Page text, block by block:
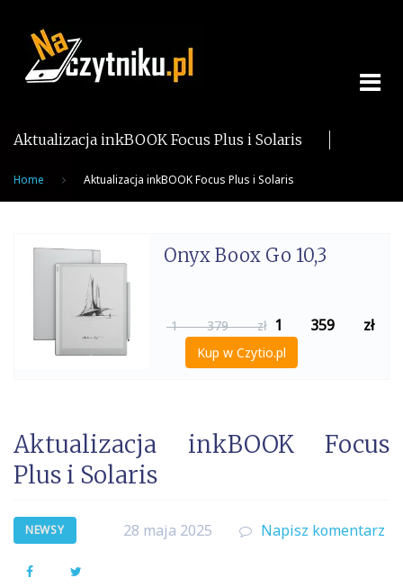
content
Aktualizacja inkBOOK Focus Plus i Solaris
Home Aktualizacja inkBOOK Focus Plus i Solaris
Onyx Boox Go 10,3
1 379 zł 1 359 zł
Kup w Czytio.pl
Aktualizacja inkBOOK Focus
Plus i Solaris
NEWSY 28 maja 2025 Napisz komentarz
Facebook